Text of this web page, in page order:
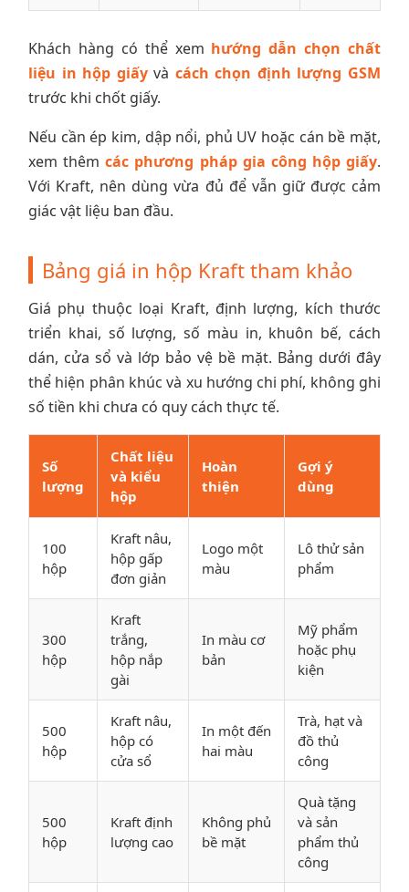
Khách hàng có thể xem hướng dẫn chọn chất
liệu in hộp giấyvà cách chọn định lượng GSM
trước khi chốt giấy.
Nếu cần ép kim, dập nổi, phủ UV hoặc cán bề mặt,
xem thêmcác phương pháp gia công hộp giấy.
Với Kraft, nên dùng vừa đủ để vẫn giữ được cảm
giác vật liệu ban đầu.
Bảng giá in hộp Kraft tham khảo
Giá phụ thuộc loại Kraft, định lượng, kích thước
triển khai, số lượng, số màu in, khuôn bế, cách
dán, cửa sổ và lớp bảo vệ bề mặt. Bảng dưới đây
thể hiện phân khúc và xu hướng chi phí, không ghi
số tiền khi chưa có quy cách thực tế.
Số
lượng
Chất liệu
và kiểu
hộp
Hoàn
thiện
Gợi ý
dùng
100
hộp
Kraft nâu,
hộp gấp
đơn giản
Logo một
màu
Lô thử sản
phẩm
300
hộp
Kraft
trắng,
hộp nắp
gài
In màu cơ
bản
Mỹ phẩm
hoặc phụ
kiện
500
hộp
Kraft nâu,
hộp có
cửa sổ
In một đến
hai màu
Trà, hạt và
đồ thủ
công
500
hộp
Kraft định
lượng cao
Không phủ
bề mặt
Quà tặng
và sản
phẩm thủ
công